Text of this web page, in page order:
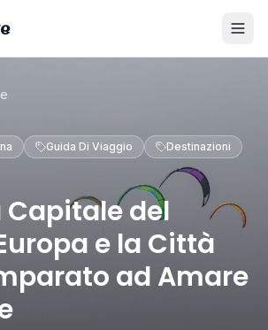
Guida Di Viaggio
Destinazioni
Capitale del
e la Città
ad Amare